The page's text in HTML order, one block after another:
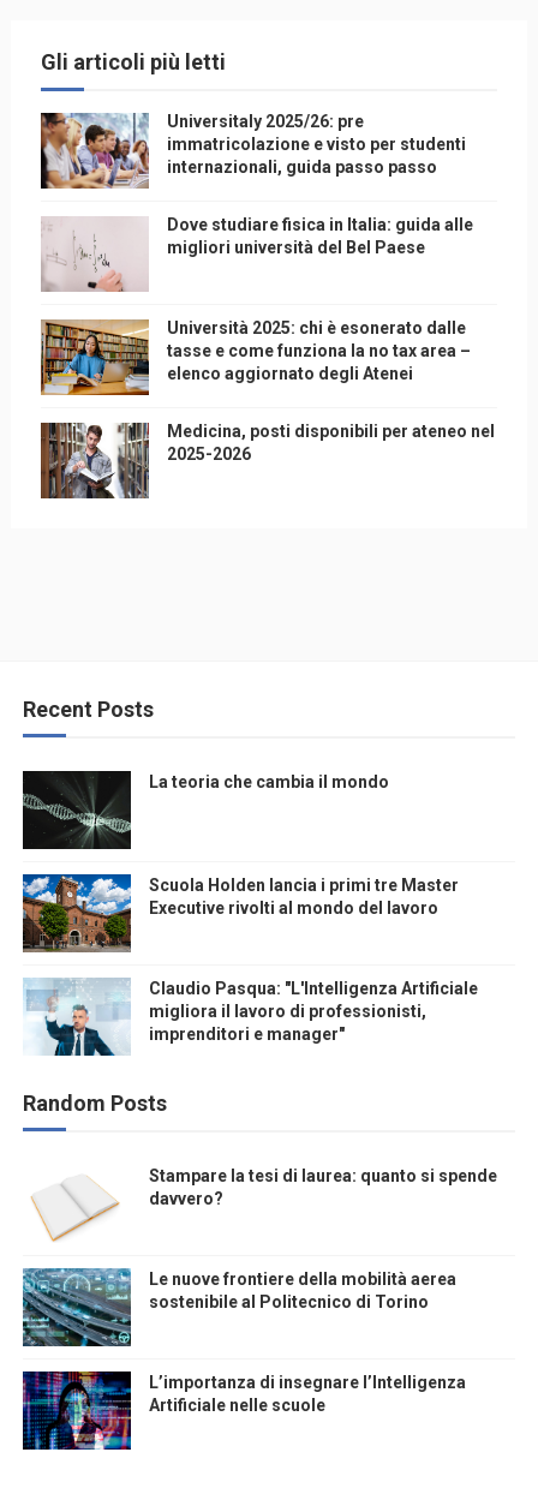
Gli articoli più letti
Universitaly 2025/26: pre
immatricolazione e visto per studenti
internazionali, guida passo passo
Dove studiare fisica in Italia: guida alle
migliori università del Bel Paese
Università 2025: chi è esonerato dalle
tasse e come funziona la no tax area –
elenco aggiornato degli Atenei
Medicina, posti disponibili per ateneo nel
2025-2026
Recent Posts
La teoria che cambia il mondo
Scuola Holden lancia i primi tre Master
Executive rivolti al mondo del lavoro
Claudio Pasqua: "L'Intelligenza Artificiale
migliora il lavoro di professionisti,
imprenditori e manager"
Random Posts
Stampare la tesi di laurea: quanto si spende
davvero?
Le nuove frontiere della mobilità aerea
sostenibile al Politecnico di Torino
L’importanza di insegnare l’Intelligenza
Artificiale nelle scuole